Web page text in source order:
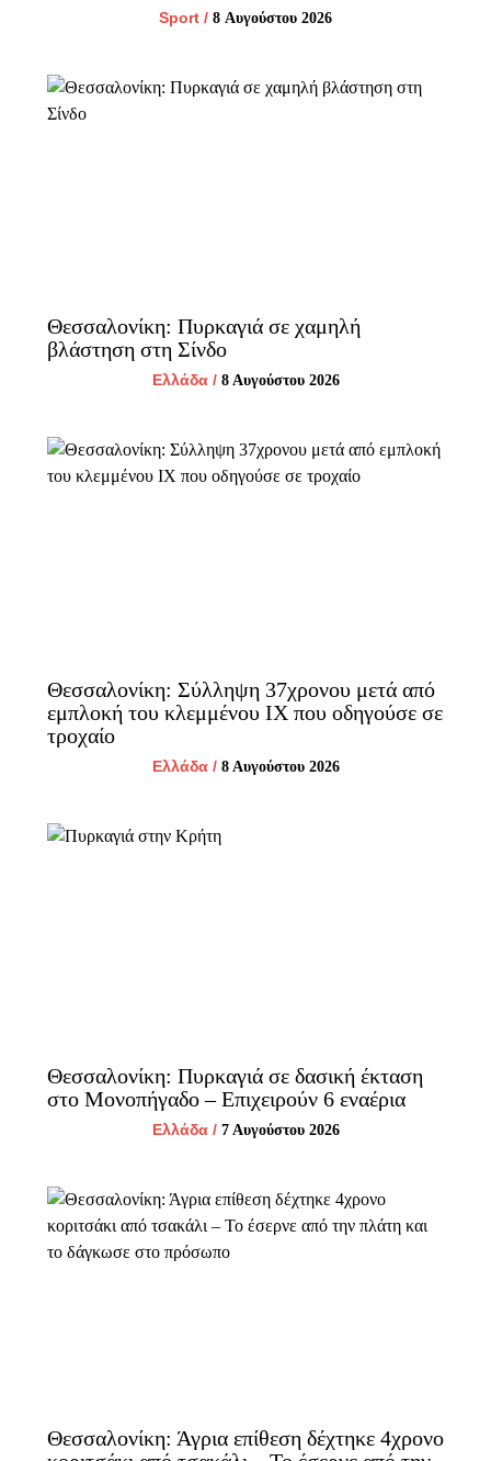
Sport / 8 Αυγούστου 2026
Θεσσαλονίκη: Πυρκαγιά σε χαμηλή
βλάστηση στη Σίνδο
Ελλάδα/ 8 Αυγούστου 2026
Θεσσαλονίκη: Σύλληψη 37χρονου μετά από
εμπλοκή του κλεμμένου ΙΧ που οδηγούσε σε
τροχαίο
Ελλάδα/ 8 Αυγούστου 2026
Θεσσαλονίκη: Πυρκαγιά σε δασική έκταση
στο Μονοπήγαδο – Επιχειρούν 6 εναέρια
Ελλάδα/ 7 Αυγούστου 2026
Θεσσαλονίκη: Άγρια επίθεση δέχτηκε 4χρονο